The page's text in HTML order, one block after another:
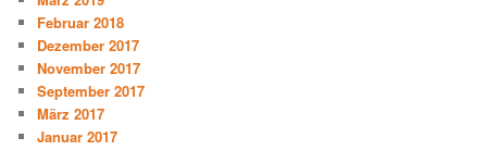
Februar 2018
Dezember 2017
November 2017
September 2017
März 2017
Januar 2017